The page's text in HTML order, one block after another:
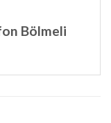
Bölmeli